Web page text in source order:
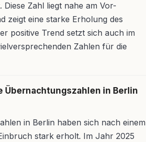
Diese Zahl liegt nahe am Vor-
zeigt eine starke Erholung des
positive Trend setzt sich auch im
Zahlen für die
Übernachtungszahlen in Berlin
in Berlin haben sich nach einem
stark erholt. Im Jahr 2025